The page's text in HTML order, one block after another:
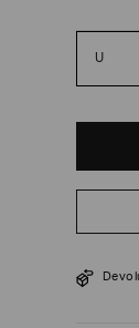
U